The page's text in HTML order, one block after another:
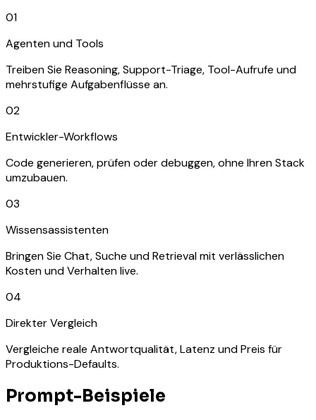
01
Agenten und Tools
Treiben Sie Reasoning, Support-Triage, Tool-Aufrufe und
mehrstufige Aufgabenflüsse an.
02
Entwickler-Workflows
Code generieren, prüfen oder debuggen, ohne Ihren Stack
umzubauen.
03
Wissensassistenten
Bringen Sie Chat, Suche und Retrieval mit verlässlichen
Kosten und Verhalten live.
04
Direkter Vergleich
Vergleiche reale Antwortqualität, Latenz und Preis für
Produktions-Defaults.
Prompt-Beispiele